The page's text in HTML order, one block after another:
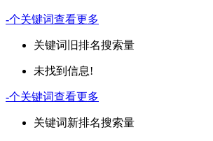
-个关键词查看更多
关键词 旧排名搜索量
未找到信息!
-个关键词查看更多
关键词新排名搜索量